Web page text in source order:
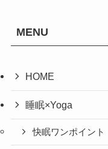
MENU
HOME
睡眠×Yoga
快眠ワンポイント